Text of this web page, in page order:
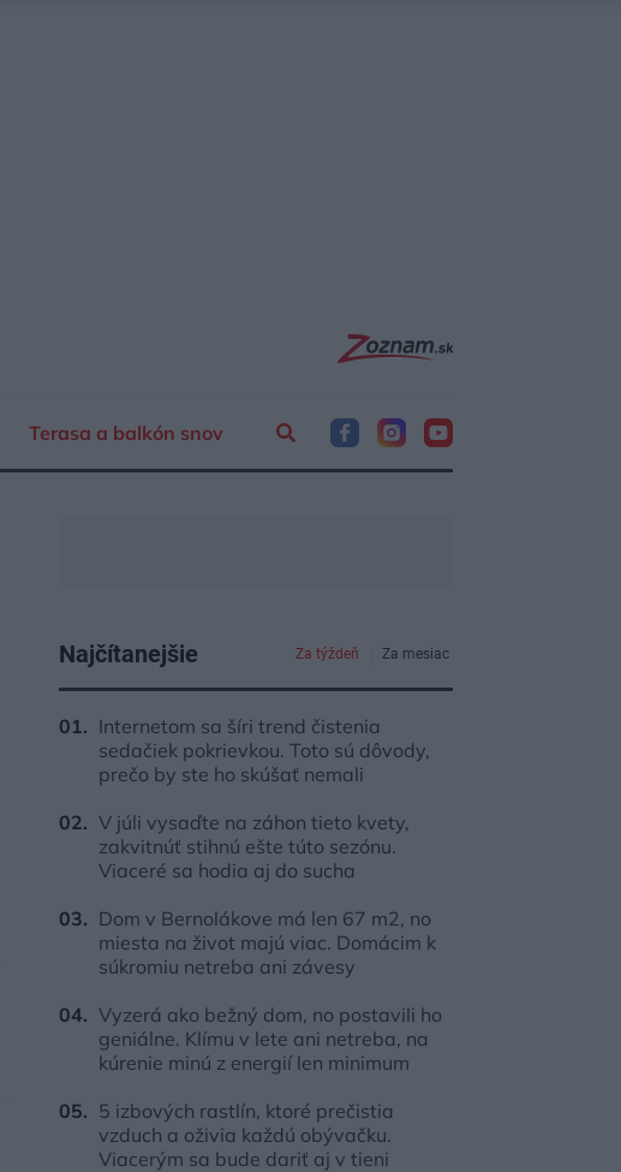
Terasa a balkón snov
Najčítanejšie Za týždeň Za mesiac
Internetom sa šíri trend čistenia
sedačiek pokrievkou. Toto sú dôvody,
prečo by ste ho skúšať nemali
V júli vysaďte na záhon tieto kvety,
zakvitnúť stihnú ešte túto sezónu.
Viaceré sa hodia aj do sucha
Dom v Bernolákove má len 67 m2, no
miesta na život majú viac. Domácim k
súkromiu netreba ani závesy
Vyzerá ako bežný dom, no postavili ho
geniálne. Klímu v lete ani netreba, na
kúrenie minú z energií len minimum
5 izbových rastlín, ktoré prečistia
vzduch a oživia každú obývačku.
Viacerým sa bude dariť aj v tieni